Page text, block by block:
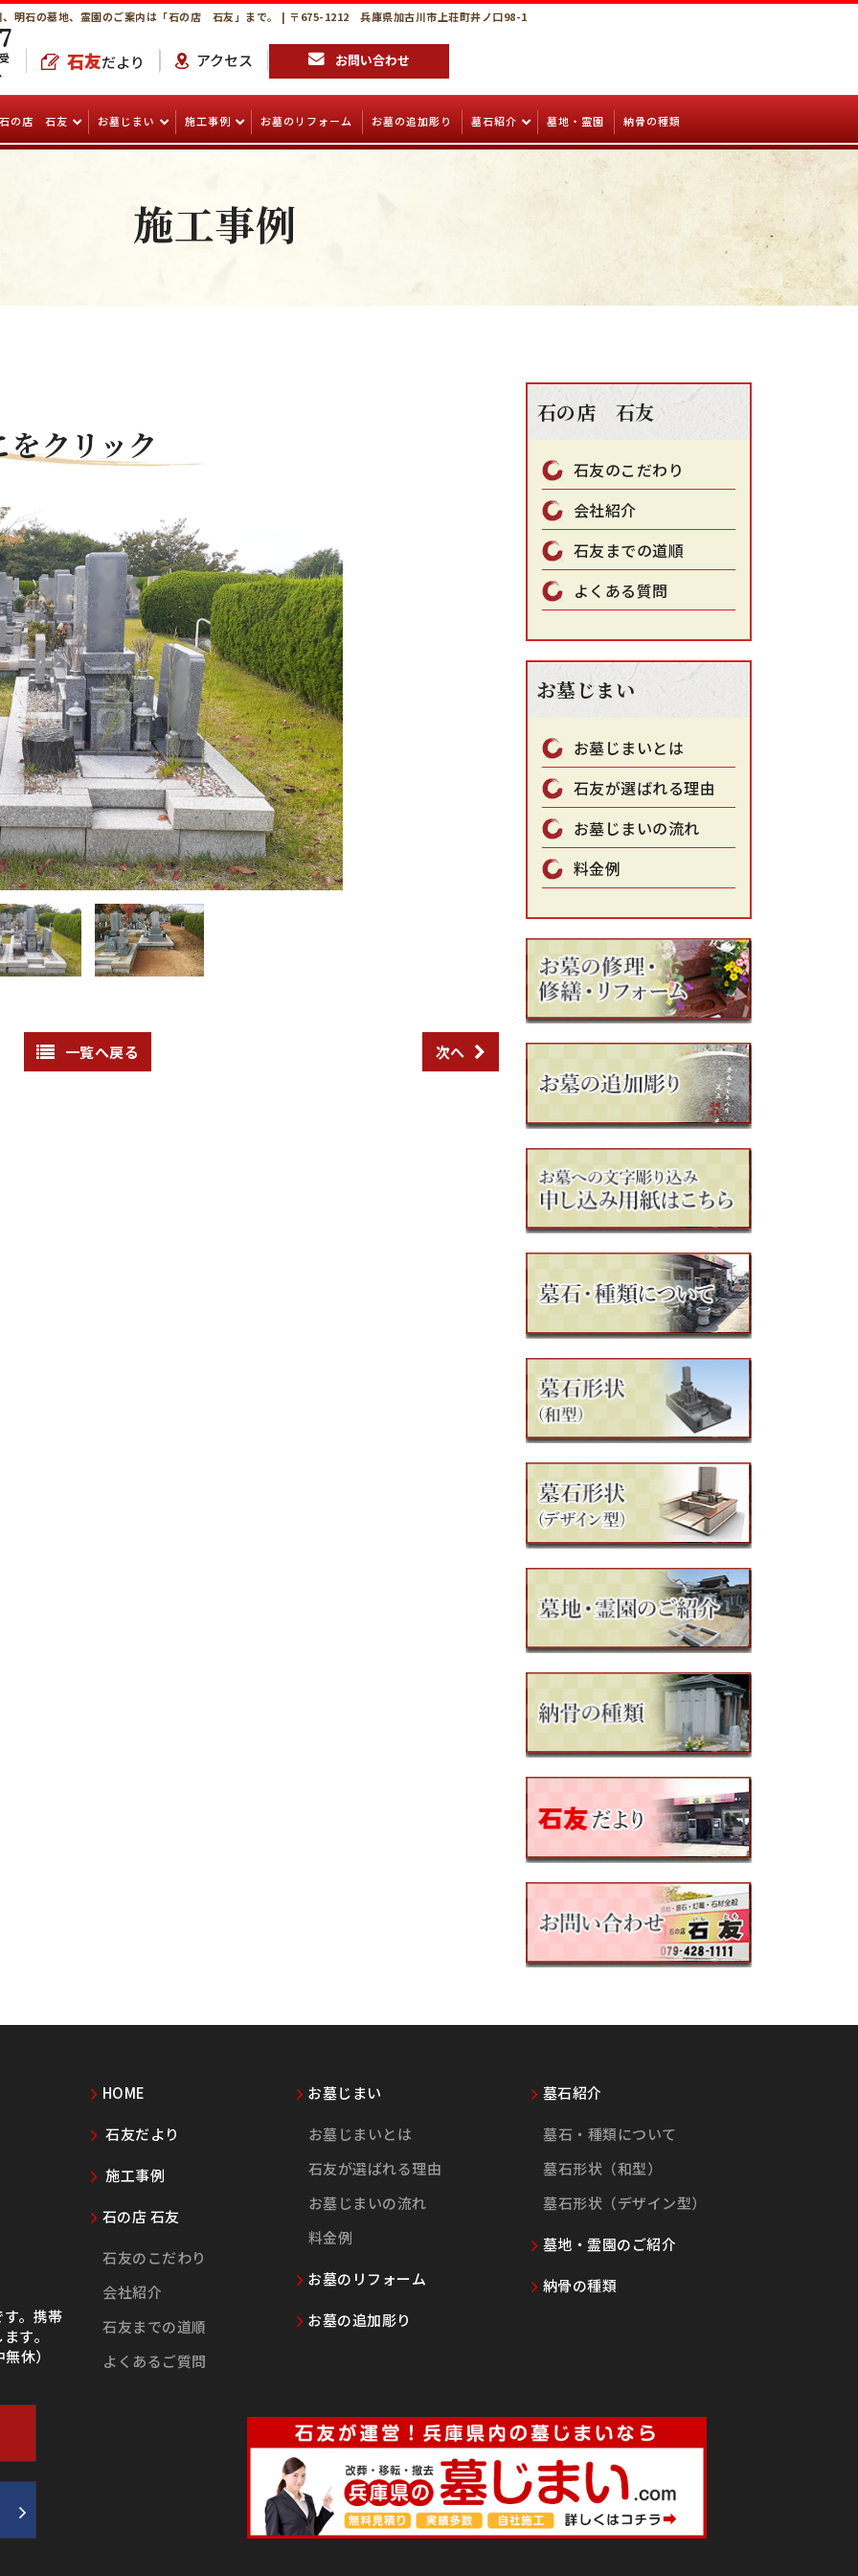
、明石の墓地、霊園のご案内は「石の店 石友」まで。 | 〒675-1212 兵庫県加古川市上荘町井ノ口98-1
石友だより アクセス お問い合わせ
の店 石友 お墓じまい 施工事例 お墓のリフォーム お墓の追加彫り 墓石紹介 墓地・霊園 納骨の種類
施工事例
クリック
一覧へ戻る 次へ
石の店 石友
石友のこだわり
会社紹介
石友までの道順
よくある質問
お墓じまい
お墓じまいとは
石友が選ばれる理由
お墓じまいの流れ
料金例
。携帯
す。
休）
HOME
石友だより
施工事例
石の店 石友
石友のこだわり
会社紹介
石友までの道順
よくあるご質問
お墓じまい
お墓じまいとは
石友が選ばれる理由
お墓じまいの流れ
料金例
お墓のリフォーム
お墓の追加彫り
墓石紹介
墓石・種類について
墓石形状（和型）
墓石形状（デザイン型）
墓地・霊園のご紹介
納骨の種類